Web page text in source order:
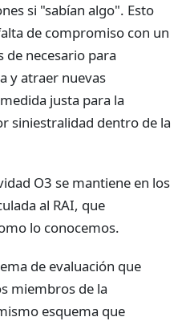
si "sabían algo". Esto
de compromiso con un
de necesario para
y atraer nuevas
justa para la
siniestralidad dentro de la
O3 se mantiene en los
al RAI, que
lo conocemos.
de evaluación que
miembros de la
esquema que